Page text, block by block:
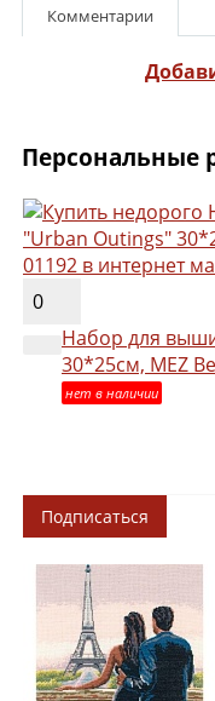
Комментарии
Персональные
0
Набор для
30*25см, MEZ
нет в наличии
Подписаться